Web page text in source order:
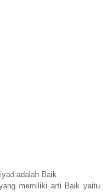
adalah Baik
memiliki arti Baik yaitu